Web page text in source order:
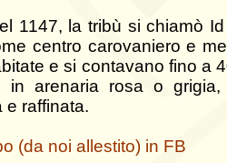
1147, la tribù si chiamò
centro carovaniero e
e si contavano fino a
in arenaria rosa o
e raffinata.
(da noi allestito) in FB